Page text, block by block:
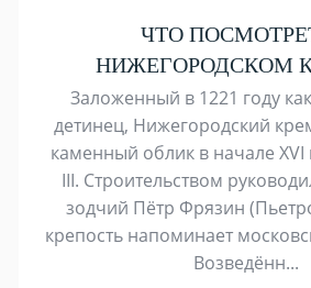
ЧТО
НИЖЕГОРОДСКОМ
Заложенный в 1221 году
детинец, Нижегородский
каменный облик в начале
III. Строительством
зодчий Пётр Фрязин
крепость напоминает
Возведённ...